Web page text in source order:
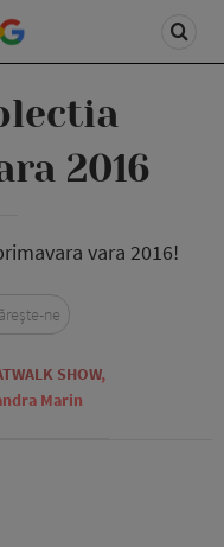
2016
vara 2016!
SHOW,
Marin
ne